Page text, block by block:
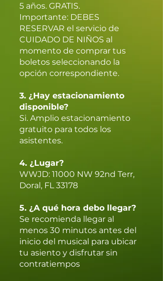
5 años. GRATIS.
Importante: DEBES
RESERVAR el servicio de
CUIDADO DE NIÑOS al
momento de comprar tus
boletos seleccionando la
opción correspondiente.
3. ¿Hay estacionamiento
disponible?
Si. Amplio estacionamiento
gratuito para todos los
asistentes.
4. ¿Lugar?
WWJD: 11000 NW 92nd Terr,
Doral, FL 33178
5. ¿A qué hora debo llegar?
Se recomienda llegar al
menos 30 minutos antes del
inicio del musical para ubicar
tu asiento y disfrutar sin
contratiempos